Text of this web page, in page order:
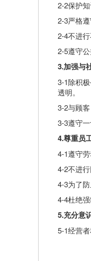
2-2保护
2-3严格
2-4不进
2-5遵守
3.加强与
3-1除积
透明。
3-2与顾
3-3遵守
4.尊重员
4-1遵守
4-2不进
4-3为了
4-4杜绝
5.充分意
5-1经营